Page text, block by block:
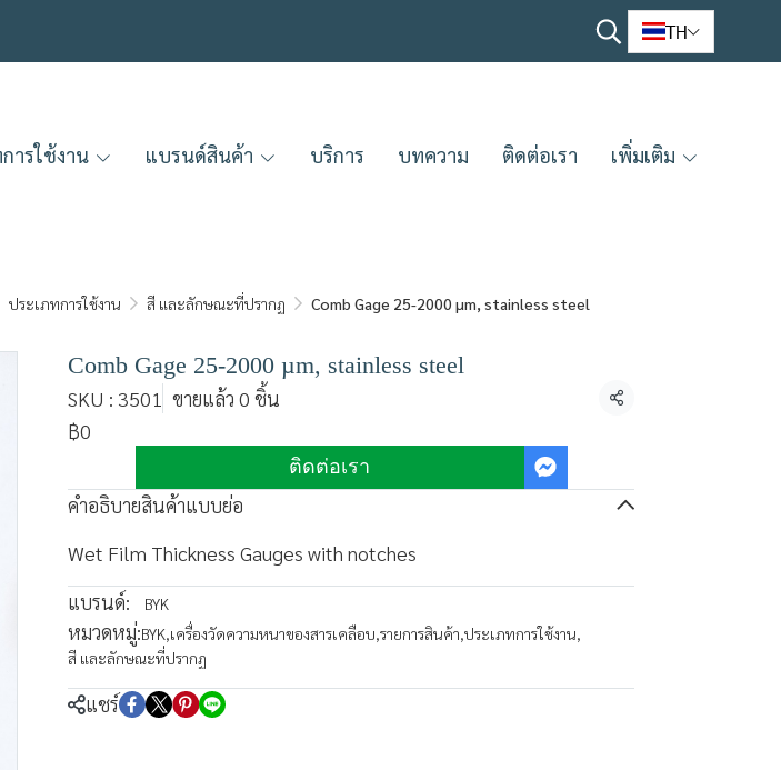
TH
ารใช้งาน แบรนด์สินค้า บริการ บทความ ติดต่อเรา เพิ่มเติม
ประเภทการใช้งาน สี และลักษณะที่ปรากฏ Comb Gage 25-2000 µm, stainless steel
Comb Gage 25-2000 µm, stainless steel
SKU : 3501 ขายแล้ว 0 ชิ้น แชร์
฿0
ติดต่อเรา
คำอธิบายสินค้าแบบย่อ
Wet Film Thickness Gauges with notches
แบรนด์:
BYK
หมวดหมู่:BYK,เครื่องวัดความหนาของสารเคลือบ,รายการสินค้า,ประเภทการใช้งาน,
สี และลักษณะที่ปรากฏ
แชร์